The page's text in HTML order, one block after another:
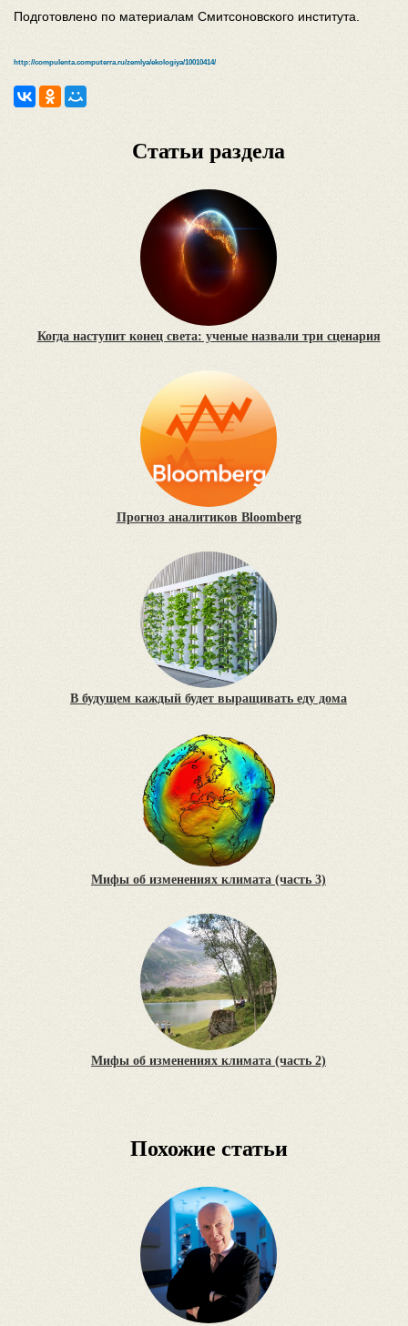
Подготовлено по материалам Смитсоновского института.
http://compulenta.computerra.ru/zemlya/ekologiya/10010414/
Статьи раздела
Когда наступит конец света: ученые назвали три сценария
Прогноз аналитиков Bloomberg
В будущем каждый будет выращивать еду дома
Мифы об изменениях климата (часть 3)
Мифы об изменениях климата (часть 2)
Похожие статьи